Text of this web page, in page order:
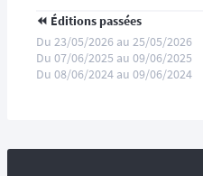
⏪️ Éditions passées
Du 23/05/2026 au 25/05/2026
Du 07/06/2025 au 09/06/2025
Du 08/06/2024 au 09/06/2024